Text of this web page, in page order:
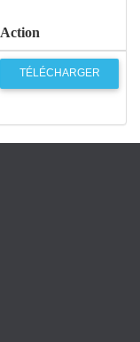
Action
TÉLÉCHARGER